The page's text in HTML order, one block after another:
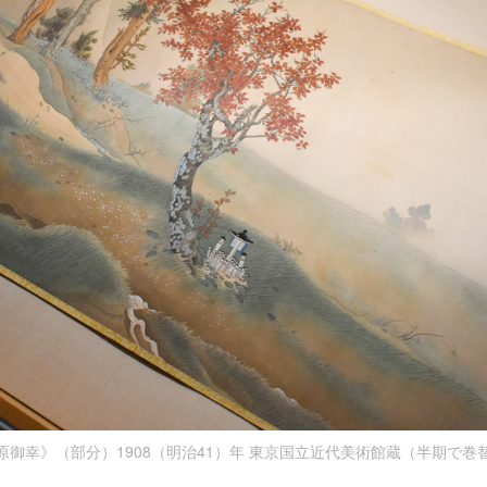
御幸》（部分）1908（明治41）年 東京国立近代美術館蔵（半期で巻